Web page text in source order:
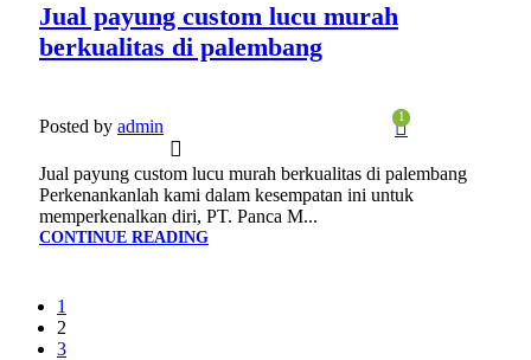
Jual payung custom lucu murah
berkualitas di palembang
Posted by admin 1
Jual payung custom lucu murah berkualitas di palembang
Perkenankanlah kami dalam kesempatan ini untuk
memperkenalkan diri, PT. Panca M...
CONTINUE READING
1
2
3